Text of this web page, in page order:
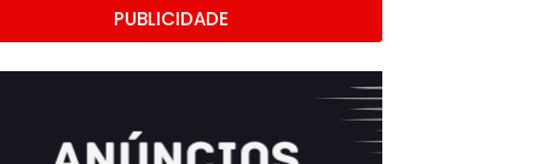
PUBLICIDADE